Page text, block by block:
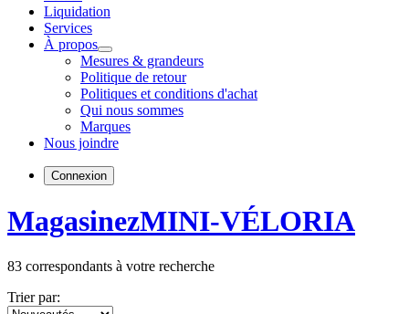
Liquidation
Services
À propos
Mesures & grandeurs
Politique de retour
Politiques et conditions d'achat
Qui nous sommes
Marques
Nous joindre
Connexion
MagasinezMINI-VÉLORIA
83 correspondants à votre recherche
Trier par: